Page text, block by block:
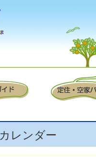
カレンダー